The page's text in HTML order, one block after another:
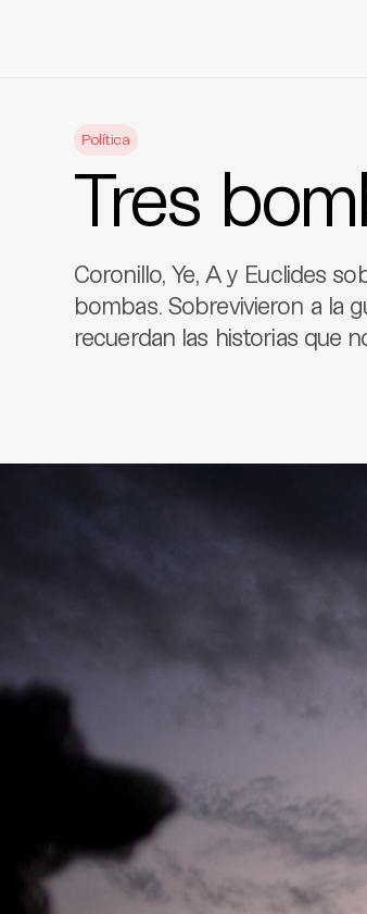
Política
Tres
Coronillo, Ye, A y Euclides
bombas. Sobrevivieron a la
recuerdan las historias que